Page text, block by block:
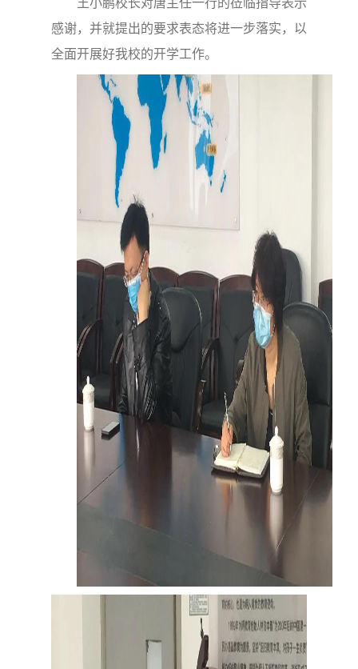
感谢，并就提出的要求表态将进一步落实，以
全面开展好我校的开学工作。